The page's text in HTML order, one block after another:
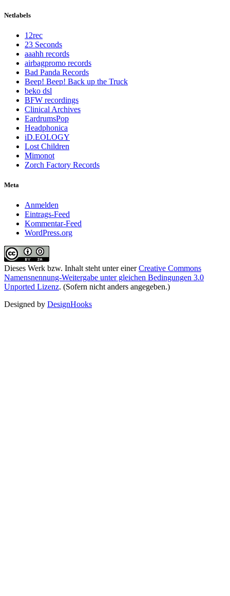
Netlabels
12rec
23 Seconds
aaahh records
airbagpromo records
Bad Panda Records
Beep! Beep! Back up the Truck
beko dsl
BFW recordings
Clinical Archives
EardrumsPop
Headphonica
iD.EOLOGY
Lost Children
Mimonot
Zorch Factory Records
Meta
Anmelden
Eintrags-Feed
Kommentar-Feed
WordPress.org
Dieses Werk bzw. Inhalt steht unter einerCreative Commons
Namensnennung-Weitergabe unter gleichen Bedingungen 3.0
Unported Lizenz. (Sofern nicht anders angegeben.)
Designed by DesignHooks